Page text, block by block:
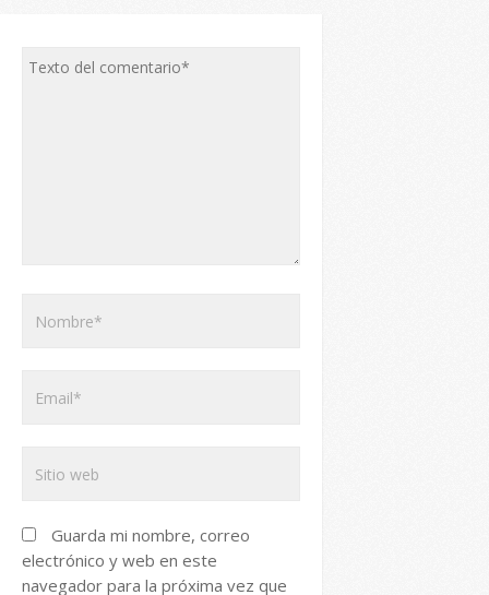
Guarda mi nombre, correo
electrónico y web en este
navegador para la próxima vez que